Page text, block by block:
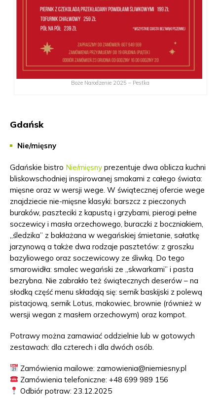
Boże Narodzenie 2025 – Pestka
Gdańsk
Nie/mięsny
Gdańskie bistro Nie/mięsny prezentuje dwa oblicza kuchni
bliskowschodniej inspirowanej smakami z całego świata:
mięsne oraz w wersji wege. W świątecznej ofercie wege
znajdziecie nie-mięsne klasyki: barszcz z pieczonych
buraków, paszteciki z kapustą i grzybami, pierogi pełne
soczewicy i masła orzechowego, buraczki z boczniakiem,
„śledzika” z bakłażana w wegańskiej śmietanie, sałatkę
jarzynową a także dwa rodzaje pasztetów: z groszku
bazyliowego oraz soczewicowy ze śliwką. Do tego
smarowidła: smalec wegański ze „skwarkami” i pasta
bezrybna. Nie zabrakło też świątecznych deserów – na
słodką część menu składają się: sernik baskijski z polewą
pistacjową, sernik Lotus, makowiec, brownie (również w
wersji wegan z masłem orzechowym) oraz kompot.
Potrawy można zamawiać oddzielnie lub w gotowych
zestawach: dla czterech i dla dwóch osób.
Zamówienia mailowe: zamowienia@niemiesny.pl
Zamówienia telefoniczne: +48 699 989 156
Odbiór potraw: 23.12.2025